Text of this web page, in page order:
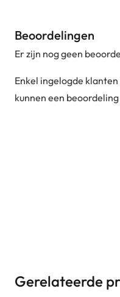
Beoordelingen
Er zijn nog geen
Enkel ingelogde
kunnen een
Gerelateerde